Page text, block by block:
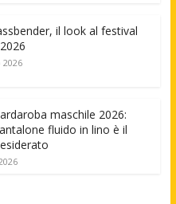
il look al festival
2026
maschile 2026:
fluido in lino è il